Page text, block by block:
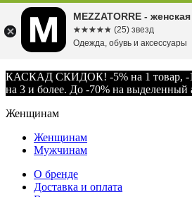
КАСКАД СКИДОК! -5% на 1 товар, -
на 3 и более. До -70% на выделенный
Женщинам
Женщинам
Мужчинам
О бренде
Доставка и оплата
MEZZATORRE -
☆☆☆☆☆
★★★★★ (25) звезд
Одежда, обувь и аксессуары